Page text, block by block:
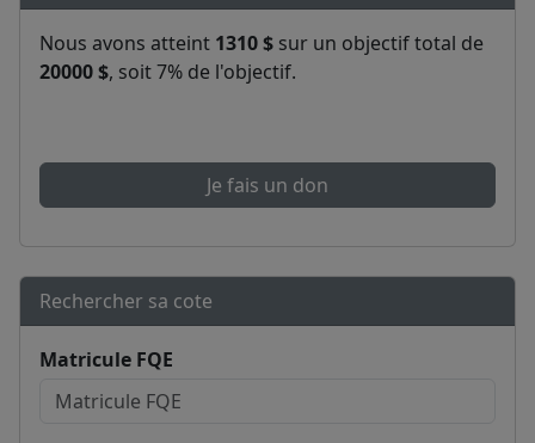
Nous avons atteint 1310 $ sur un objectif total de
20000 $, soit 7% de l'objectif.
Je fais un don
Rechercher sa cote
Matricule FQE